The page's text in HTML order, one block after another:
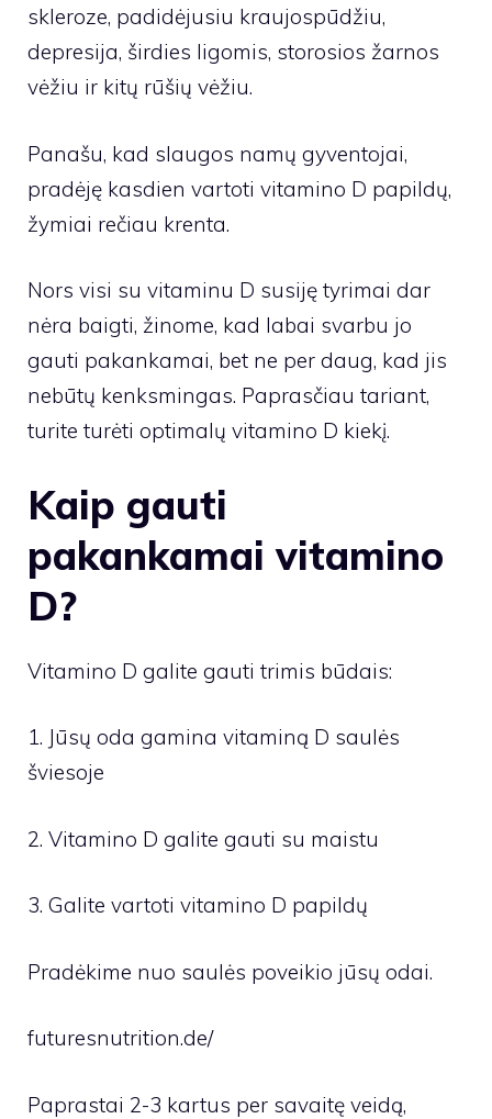
skleroze, padidėjusiu kraujospūdžiu,
depresija, širdies ligomis, storosios žarnos
vėžiu ir kitų rūšių vėžiu.
Panašu, kad slaugos namų gyventojai,
pradėję kasdien vartoti vitamino D papildų,
žymiai rečiau krenta.
Nors visi su vitaminu D susiję tyrimai dar
nėra baigti, žinome, kad labai svarbu jo
gauti pakankamai, bet ne per daug, kad jis
nebūtų kenksmingas. Paprasčiau tariant,
turite turėti optimalų vitamino D kiekį.
Kaip gauti
pakankamai vitamino
D?
Vitamino D galite gauti trimis būdais:
1. Jūsų oda gamina vitaminą D saulės
šviesoje
2. Vitamino D galite gauti su maistu
3. Galite vartoti vitamino D papildų
Pradėkime nuo saulės poveikio jūsų odai.
futuresnutrition.de/
Paprastai 2-3 kartus per savaitę veidą,